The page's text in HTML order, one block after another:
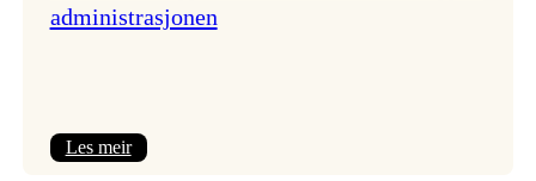
administrasjonen
Les meir: